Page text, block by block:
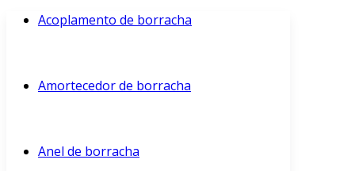
Acoplamento de borracha
Amortecedor de borracha
Anel de borracha